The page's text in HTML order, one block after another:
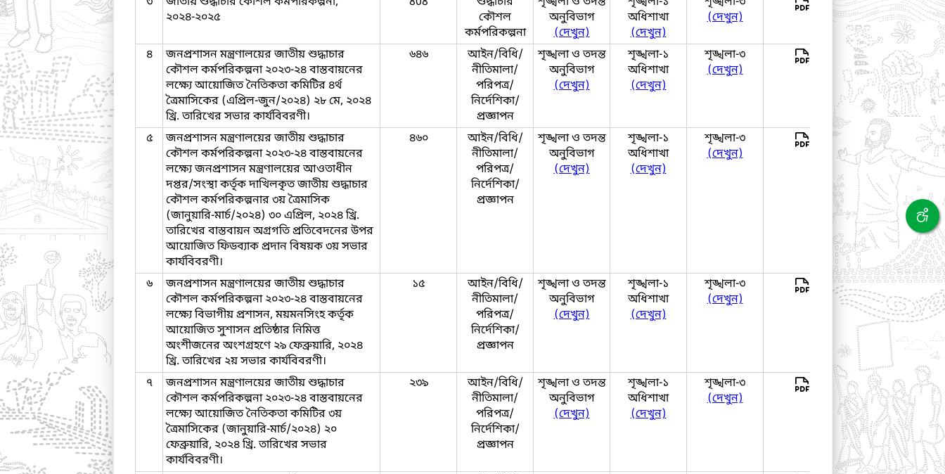
২০২৪-২০২৫
কৌশল
কর্মপরিকল্পনা
অনুবিভাগ
(দেখুন)
অধিশাখা
(দেখুন)
(দেখুন)
৪
জনপ্রশাসন মন্ত্রণালয়ের জাতীয় শুদ্ধাচার
কৌশল কর্মপরিকল্পনা ২০২৩-২৪ বাস্তবায়নের
লক্ষ্যে আয়োজিত নৈতিকতা কমিটির ৪র্থ
ত্রৈমাসিকের (এপ্রিল-জুন/২০২৪) ২৮ মে, ২০২৪
খ্রি. তারিখের সভার কার্যবিবরণী।
৬৪৬
আইন/বিধি/
নীতিমালা/
পরিপত্র/
নির্দেশিকা/
প্রজ্ঞাপন
শৃঙ্খলা ও তদন্ত
অনুবিভাগ
(দেখুন)
শৃঙ্খলা-১
অধিশাখা
(দেখুন)
শৃঙ্খলা-৩
(দেখুন)
দেখুন
৫
জনপ্রশাসন মন্ত্রণালয়ের জাতীয় শুদ্ধাচার
কৌশল কর্মপরিকল্পনা ২০২৩-২৪ বাস্তবায়নের
লক্ষ্যে জনপ্রশাসন মন্ত্রণালয়ের আওতাধীন
দপ্তর/সংস্থা কর্তৃক দাখিলকৃত জাতীয় শুদ্ধাচার
কৌশল কর্মপরিকল্পনার ৩য় ত্রৈমাসিক
(জানুয়ারি-মার্চ/২০২৪) ৩০ এপ্রিল, ২০২৪ খ্রি.
তারিখের বাস্তবায়ন অগ্রগতি প্রতিবেদনের উপর
আয়োজিত ফিডব্যাক প্রদান বিষয়ক ৩য় সভার
কার্যবিবরণী।
৪৬০
আইন/বিধি/
নীতিমালা/
পরিপত্র/
নির্দেশিকা/
প্রজ্ঞাপন
শৃঙ্খলা ও তদন্ত
অনুবিভাগ
(দেখুন)
শৃঙ্খলা-১
অধিশাখা
(দেখুন)
শৃঙ্খলা-৩
(দেখুন)
দেখুন
৬
জনপ্রশাসন মন্ত্রণালয়ের জাতীয় শুদ্ধাচার
কৌশল কর্মপরিকল্পনা ২০২৩-২৪ বাস্তবায়নের
লক্ষ্যে বিভাগীয় প্রশাসন, ময়মনসিংহ কর্তৃক
আয়োজিত সুশাসন প্রতিষ্ঠার নিমিত্ত
অংশীজনের অংশগ্রহণে ২৯ ফেব্রুয়ারি, ২০২৪
খ্রি. তারিখের ২য় সভার কার্যবিবরণী।
১৫
আইন/বিধি/
নীতিমালা/
পরিপত্র/
নির্দেশিকা/
প্রজ্ঞাপন
শৃঙ্খলা ও তদন্ত
অনুবিভাগ
(দেখুন)
শৃঙ্খলা-১
অধিশাখা
(দেখুন)
শৃঙ্খলা-৩
(দেখুন)
দেখুন
৭
জনপ্রশাসন মন্ত্রণালয়ের জাতীয় শুদ্ধাচার
কৌশল কর্মপরিকল্পনা ২০২৩-২৪ বাস্তবায়নের
লক্ষ্যে আয়োজিত নৈতিকতা কমিটির ৩য়
ত্রৈমাসিকের (জানুয়ারি-মার্চ/২০২৪) ২০
ফেব্রুয়ারি, ২০২৪ খ্রি. তারিখের সভার
কার্যবিবরণী।
২৩৯
আইন/বিধি/
নীতিমালা/
পরিপত্র/
নির্দেশিকা/
প্রজ্ঞাপন
শৃঙ্খলা ও তদন্ত
অনুবিভাগ
(দেখুন)
শৃঙ্খলা-১
অধিশাখা
(দেখুন)
শৃঙ্খলা-৩
(দেখুন)
দেখুন